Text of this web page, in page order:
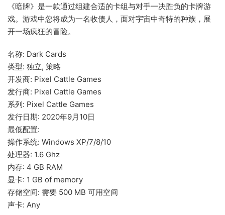
《暗牌》是一款通过组建合适的卡组与对手一决胜负的卡牌游
戏。游戏中您将成为一名收债人，面对宇宙中奇特的种族，展
开一场疯狂的冒险。
名称: Dark Cards
类型: 独立, 策略
开发商: Pixel Cattle Games
发行商: Pixel Cattle Games
系列: Pixel Cattle Games
发行日期: 2020年9月10日
最低配置:
操作系统: Windows XP/7/8/10
处理器: 1.6 Ghz
内存: 4 GB RAM
显卡: 1 GB of memory
存储空间: 需要 500 MB 可用空间
声卡: Any